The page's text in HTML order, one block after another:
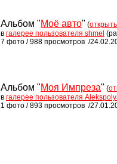
Альбом "Моё авто" (
в галерее пользователя shmel
7 фото / 988 просмотров /
Альбом "Моя Импреза" (
в галерее пользователя
1 фото / 893 просмотров /